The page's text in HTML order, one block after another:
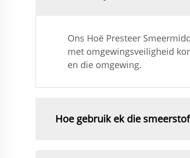
Ons Hoë Presteer
met omgewingsveiligheid
en die omgewing.
Hoe gebruik ek die